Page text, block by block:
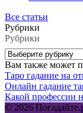
Все статьи
Рубрики
Рубрики
Вам также может
Таро гадание на
Онлайн гадание
Какой профессии
© 2026